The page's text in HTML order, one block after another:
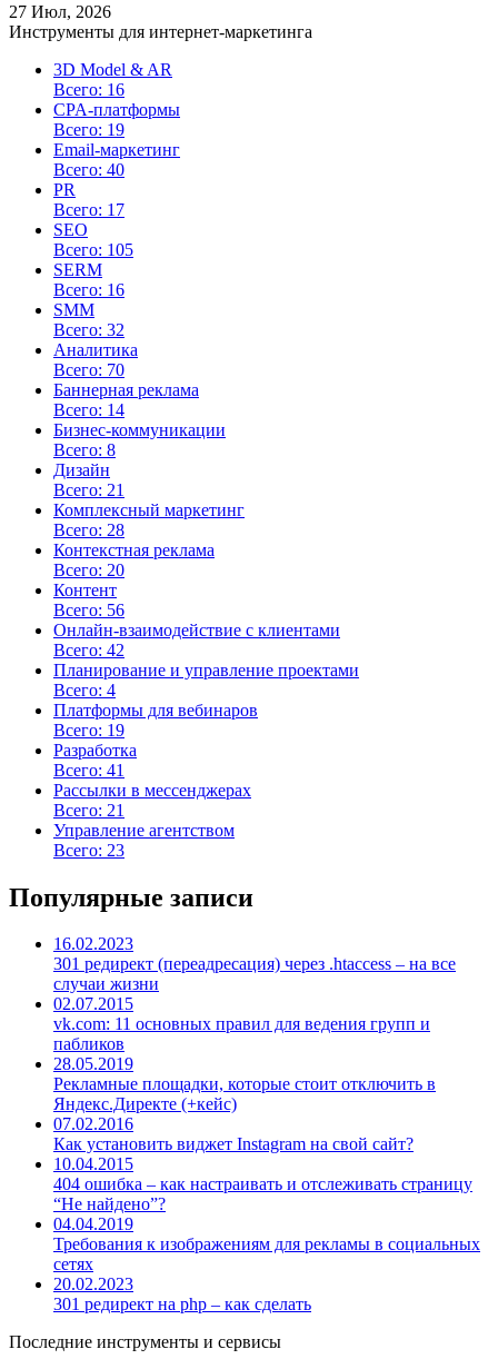
27 Июл, 2026
Инструменты для интернет-маркетинга
3D Model & AR
Всего: 16
CPA-платформы
Всего: 19
Email-маркетинг
Всего: 40
PR
Всего: 17
SEO
Всего: 105
SERM
Всего: 16
SMM
Всего: 32
Аналитика
Всего: 70
Баннерная реклама
Всего: 14
Бизнес-коммуникации
Всего: 8
Дизайн
Всего: 21
Комплексный маркетинг
Всего: 28
Контекстная реклама
Всего: 20
Контент
Всего: 56
Онлайн-взаимодействие с клиентами
Всего: 42
Планирование и управление проектами
Всего: 4
Платформы для вебинаров
Всего: 19
Разработка
Всего: 41
Рассылки в мессенджерах
Всего: 21
Управление агентством
Всего: 23
Популярные записи
16.02.2023
301 редирект (переадресация) через .htaccess – на все
случаи жизни
02.07.2015
vk.com: 11 основных правил для ведения групп и
пабликов
28.05.2019
Рекламные площадки, которые стоит отключить в
Яндекс.Директе (+кейс)
07.02.2016
Как установить виджет Instagram на свой сайт?
10.04.2015
404 ошибка – как настраивать и отслеживать страницу
“Не найдено”?
04.04.2019
Требования к изображениям для рекламы в социальных
сетях
20.02.2023
301 редирект на php – как сделать
Последние инструменты и сервисы